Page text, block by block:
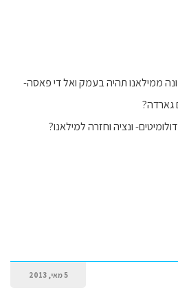
ממילאנו תהיה בעמק ואל די פאסה-
גארדה?
ונציה וחזרה למילאנו?
5 מאי, 2013